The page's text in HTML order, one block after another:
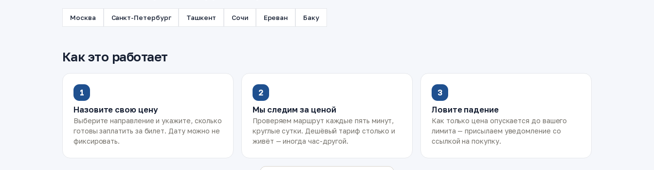
Москва Санкт-Петербург Ташкент Сочи Ереван Баку
Как это работает
1
Назовите свою цену
Выберите направление и укажите, сколько
готовы заплатить за билет. Дату можно не
фиксировать.
2
Мы следим за ценой
Проверяем маршрут каждые пять минут,
круглые сутки. Дешёвый тариф столько и
живёт — иногда час-другой.
3
Ловите падение
Как только цена опускается до вашего
лимита — присылаем уведомление со
ссылкой на покупку.